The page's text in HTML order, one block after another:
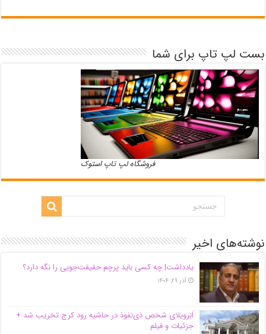
بست لپ تاپ برای شما
فروشگاه لپ تاپ استوک
نوشته‌های اخیر
یادداشت| ‌چه کسی باید پرچم حقیقت‌جویی را نگه دارد؟
آذر ۲۹, ۱۴۰۴
اَبَر‌ویلای شخص ذی‌نفوذ در حاشیه‌ رود کرج تخریب شد +
جزئیات و فیلم